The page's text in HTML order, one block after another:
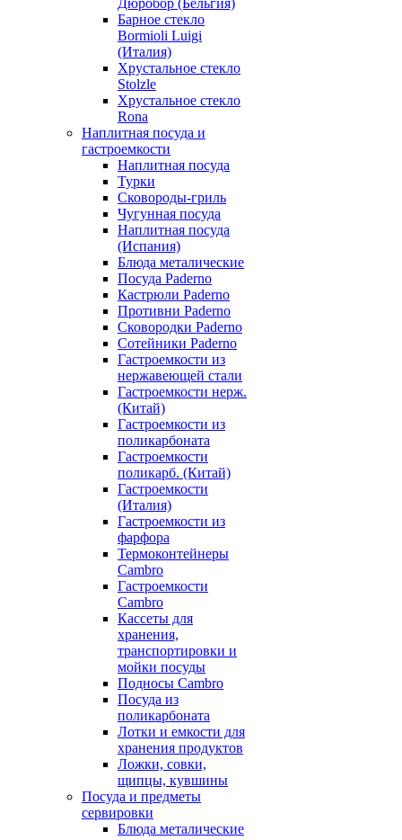
Барное стекло
Bormioli Luigi
(Италия)
Хрустальное стекло
Stolzle
Хрустальное стекло
Rona
Наплитная посуда и
гастроемкости
Наплитная посуда
Турки
Сковороды-гриль
Чугунная посуда
Наплитная посуда
(Испания)
Блюда металические
Посуда Paderno
Кастрюли Paderno
Противни Paderno
Сковородки Paderno
Сотейники Paderno
Гастроемкости из
нержавеющей стали
Гастроемкости нерж.
(Китай)
Гастроемкости из
поликарбоната
Гастроемкости
поликарб. (Китай)
Гастроемкости
(Италия)
Гастроемкости из
фарфора
Термоконтейнеры
Cambro
Гастроемкости
Cambro
Кассеты для
хранения,
транспортировки и
мойки посуды
Подносы Cambro
Посуда из
поликарбоната
Лотки и емкости для
хранения продуктов
Ложки, совки,
щипцы, кувшины
Посуда и предметы
сервировки
Блюда металические